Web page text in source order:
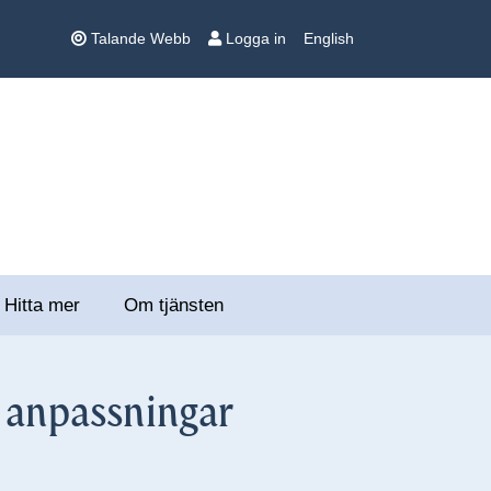
Talande Webb Logga in English
Hitta mer Om tjänsten